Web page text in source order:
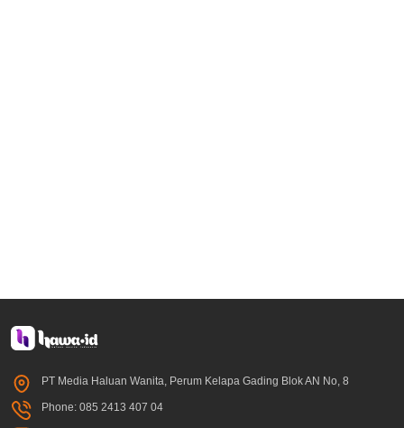
PT Media Haluan Wanita, Perum Kelapa Gading Blok AN No, 8
Phone: 085 2413 407 04